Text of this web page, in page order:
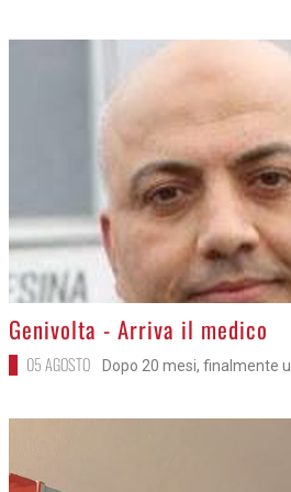
>
Genivolta - Arriva il medico
05 AGOSTO Dopo 20 mesi, finalmente